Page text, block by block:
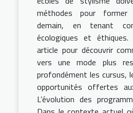
méthodes pour
demain, en tenant
écologiques et
article pour découvrir
vers une mode plus
profondément les cursus,
opportunités offertes
L’évolution des